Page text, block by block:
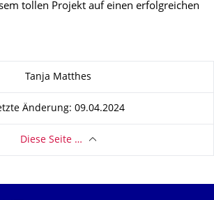
tollen Projekt auf einen erfolgreichen
Tanja Matthes
Änderung: 09.04.2024
Diese Seite …